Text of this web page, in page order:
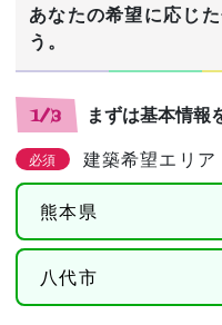
あなたの希望に応じ
う。
1/3 まずは基本情報
必須 建築希望エリア